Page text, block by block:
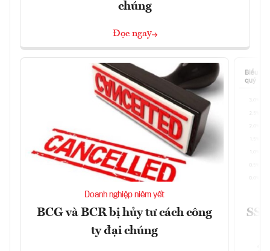
chúng
Đọc ngay
Doanh nghiệp niêm yết
BCG và BCR bị hủy tư cách công
ty đại chúng
SSI